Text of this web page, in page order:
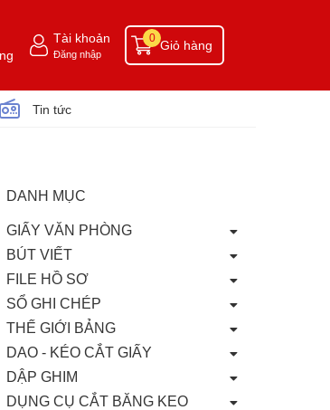
Tài khoản
Đăng nhập
Giỏ hàng
0
Tin tức
DANH MỤC
GIẤY VĂN PHÒNG
BÚT VIẾT
FILE HỒ SƠ
SỔ GHI CHÉP
THẾ GIỚI BẢNG
DAO - KÉO CẮT GIẤY
DẬP GHIM
DỤNG CỤ CẮT BĂNG KEO